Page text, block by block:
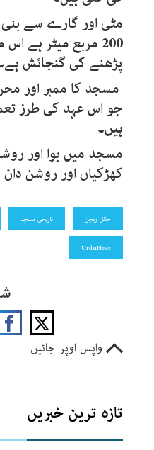
مٹی اور گارے سے
پڑھنے کی گنجائش
مسجد کا ممبر اور
جو اس عہد کی طرز
ہیں۔
مسجد میں ہوا اور
کھڑکیاں اور روشن
حائل ریجن تاریخی مسجد
UrduNews
واپس اوپر جائیں
تازہ ترین خبریں